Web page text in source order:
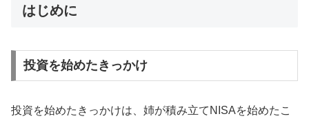
はじめに
投資を始めたきっかけ
投資を始めたきっかけは、姉が積み立てNISAを始めたこ